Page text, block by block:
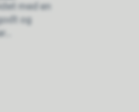
med en
og